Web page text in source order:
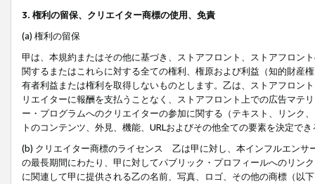
3. 権利の留保、クリエイター商標の使用、免責
(a) 権利の留保
甲は、本規約またはその他に基づき、ストアフロント、ストアフロン
関するまたはこれらに対する全ての権利、権原および利益（知的財産
有者利益または権利を取得しないものとします。乙は、ストアフロン
リエイターに報酬を支払うことなく、ストアフロント上での広告マテ
ー・プログラムへのクリエイターの参加に関する（テキスト、リンク
トのコンテンツ、外見、機能、URLおよびその他全ての要素を決定で
(b) クリエイター商標のライセンス 乙は甲に対し、本インフルエンサ
の最長期間にわたり、甲に対してパブリック・プロフィールへのリン
に関連して甲に提供される乙の名前、写真、ロゴ、その他の商標（以